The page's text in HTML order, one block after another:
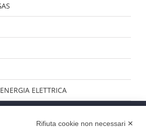
ELETTRICA
Rifiuta cookie non necessari ✕